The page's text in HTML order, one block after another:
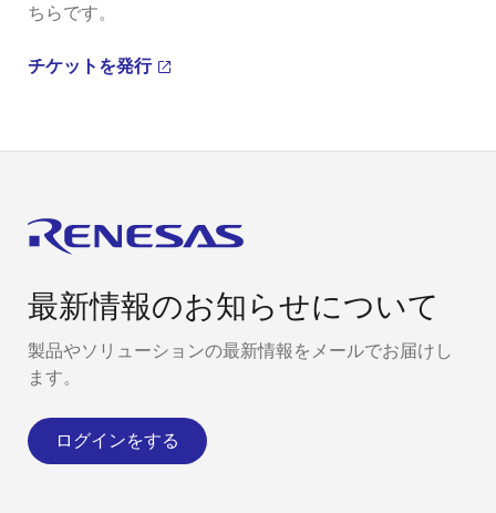
ちらです。
チケットを発行
最新情報のお知らせについて
製品やソリューションの最新情報をメールでお届けし
ます。
ログインをする